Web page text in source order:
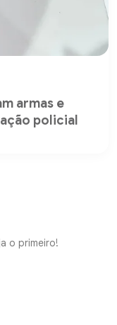
armas e
policial
o primeiro!